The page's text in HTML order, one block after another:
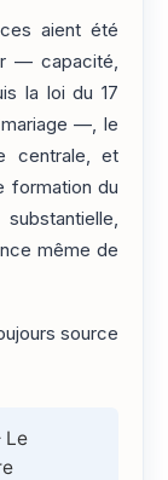
aient été
— capacité,
la loi du 17
mariage —, le
centrale, et
formation du
même de
source